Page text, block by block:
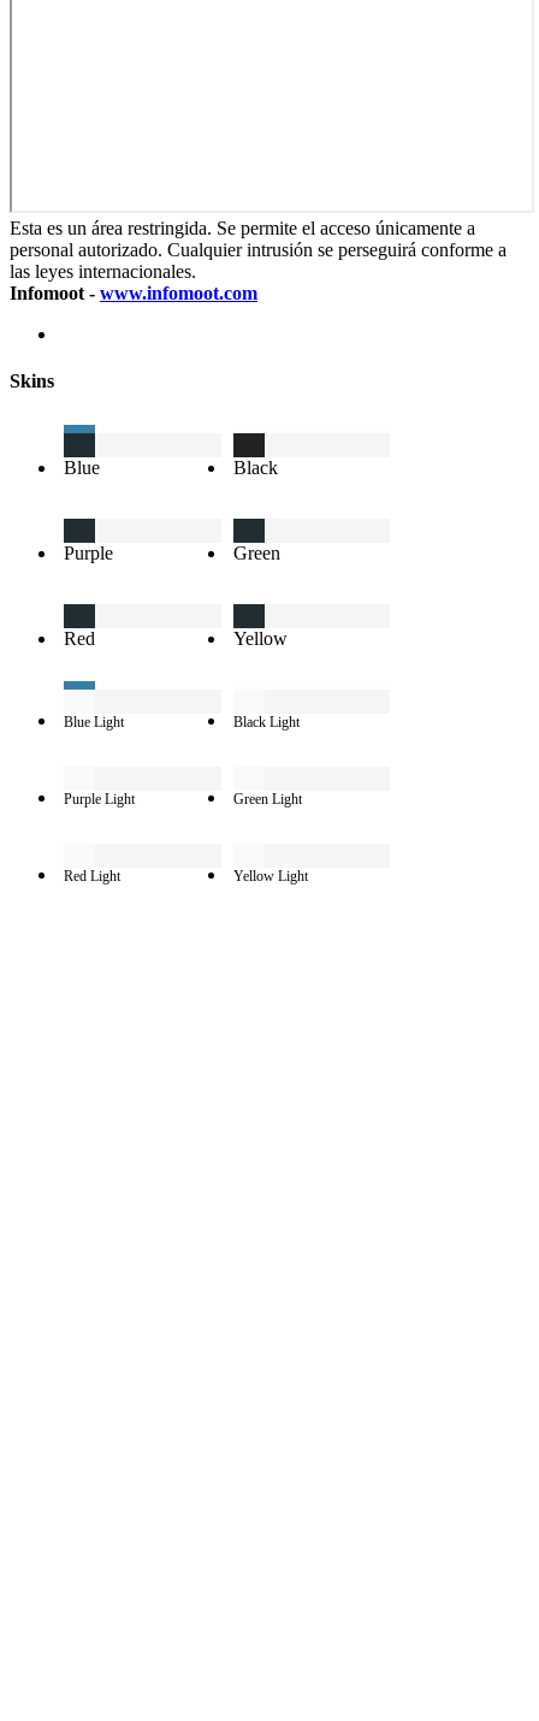
Esta es un área restringida. Se permite el acceso únicamente a
personal autorizado. Cualquier intrusión se perseguirá conforme a
las leyes internacionales.
Infomoot - www.infomoot.com
Skins
Blue Black
Purple Green
Red Yellow
Blue Light Black Light
Purple Light Green Light
Red Light Yellow Light